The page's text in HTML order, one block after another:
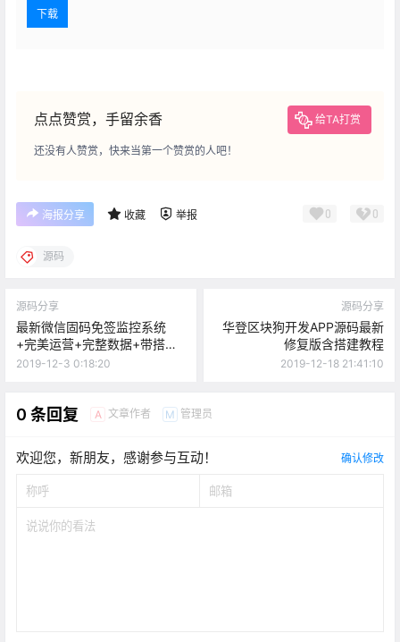
下载
点点赞赏，手留余香 给TA打赏
还没有人赞赏，快来当第一个赞赏的人吧！
海报分享 收藏 举报 0 0
源码
源码分享
最新微信固码免签监控系统
+完美运营+完整数据+带搭建
教程和APP
2019-12-3 0:18:20
源码分享
华登区块狗开发APP源码最新
修复版含搭建教程
2019-12-18 21:41:10
0 条回复 A 文章作者 M 管理员
欢迎您，新朋友，感谢参与互动！ 确认修改